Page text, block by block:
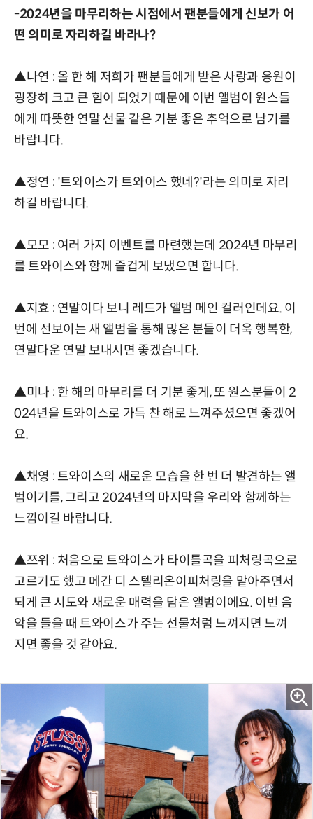
-2024년을 마무리하는 시점에서 팬분들에게 신보가 어
떤 의미로 자리하길 바라나?
▲나연 : 올 한 해 저희가 팬분들에게 받은 사랑과 응원이
굉장히 크고 큰 힘이 되었기 때문에 이번 앨범이 원스들
에게 따뜻한 연말 선물 같은 기분 좋은 추억으로 남기를
바랍니다.
▲정연 : '트와이스가 트와이스 했네?'라는 의미로 자리
하길 바랍니다.
▲모모 : 여러 가지 이벤트를 마련했는데 2024년 마무리
를 트와이스와 함께 즐겁게 보냈으면 합니다.
▲지효 : 연말이다 보니 레드가 앨범 메인 컬러인데요. 이
번에 선보이는 새 앨범을 통해 많은 분들이 더욱 행복한,
연말다운 연말 보내시면 좋겠습니다.
▲미나 : 한 해의 마무리를 더 기분 좋게, 또 원스분들이 2
024년을 트와이스로 가득 찬 해로 느껴주셨으면 좋겠어
요.
▲채영 : 트와이스의 새로운 모습을 한 번 더 발견하는 앨
범이기를, 그리고 2024년의 마지막을 우리와 함께하는
느낌이길 바랍니다.
▲쯔위 : 처음으로 트와이스가 타이틀곡을 피처링곡으로
고르기도 했고 메간 디 스텔리온이피처링을 맡아주면서
되게 큰 시도와 새로운 매력을 담은 앨범이에요. 이번 음
악을 들을 때 트와이스가 주는 선물처럼 느껴지면 느껴
지면 좋을 것 같아요.